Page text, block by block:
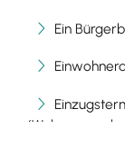
Ein